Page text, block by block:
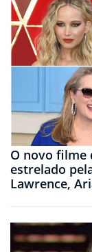
O novo filme
estrelado
Lawrence,